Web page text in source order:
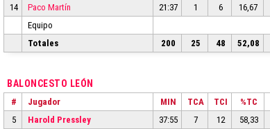
14
Paco Martín 21:37 1 6 16,67
Equipo
Totales
200 25 48 52,08
BALONCESTO LEÓN
# Jugador MIN TCA TCI %TC
5
Harold Pressley 37:55 7 12 58,33